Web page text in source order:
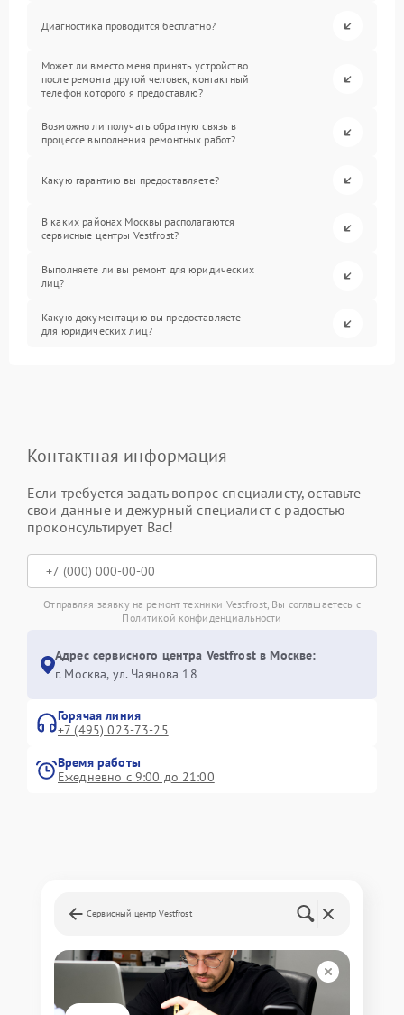
Диагностика проводится бесплатно?
Может ли вместо меня принять устройство
после ремонта другой человек, контактный
телефон которого я предоставлю?
Возможно ли получать обратную связь в
процессе выполнения ремонтных работ?
Какую гарантию вы предоставляете?
В каких районах Москвы располагаются
сервисные центры Vestfrost?
Выполняете ли вы ремонт для юридических
лиц?
Какую документацию вы предоставляете
для юридических лиц?
Контактная информация
Если требуется задать вопрос специалисту, оставьте
свои данные и дежурный специалист с радостью
проконсультирует Вас!
Отправляя заявку на ремонт техники Vestfrost, Вы соглашаетесь с
Политикой конфиденциальности
Адрес сервисного центра Vestfrost в Москве:
г. Москва, ул. Чаянова 18
Горячая линия
+7 (495) 023-73-25
Время работы
Ежедневно с 9:00 до 21:00
Сервисный центр Vestfrost